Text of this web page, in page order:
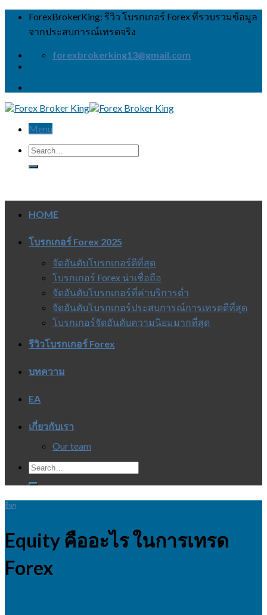
Skip
content
ForexBrokerKing: รีวิว โบรกเกอร์ Forex ที่รวบรวมข้อมูล
จากประสบการณ์เทรดจริง
forexbrokerking13@gmail.com
Menu
HOME
โบรกเกอร์ Forex 2025
จัดอันดับโบรกเกอร์ดีที่สุด
โบรกเกอร์ Forex น่าเชื่อถือ
จัดอันดับโบรกเกอร์ที่ค่าบริการต่ำ
จัดอันดับโบรกเกอร์ประสบการณ์การเทรดดีที่สุด
โบรกเกอร์จัดอันดับความนิยมมากที่สุด
รีวิวโบรกเกอร์ Forex
บทความ
EA
เกี่ยวกับเรา
Our team
อื่นๆ
Equity คืออะไร ในการเทรด
Forex